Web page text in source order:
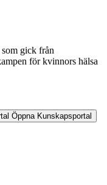
gick från
för kvinnors hälsa
Öppna Kunskapsportal